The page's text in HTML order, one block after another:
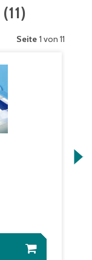
(11)
Seite 1 von 11